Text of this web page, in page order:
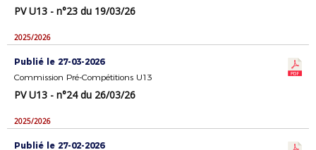
PV U13 - n°23 du 19/03/26
2025/2026
Publié le 27-03-2026
Commission Pré-Compétitions U13
PV U13 - n°24 du 26/03/26
2025/2026
Publié le 27-02-2026